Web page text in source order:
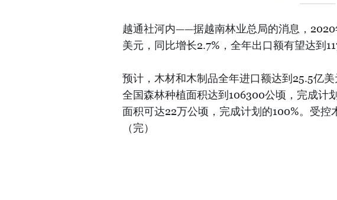
越通社河内——据越南林业总局的消息，
美元，同比增长2.7%，全年出口额有望达到
预计，木材和木制品全年进口额达到25.5亿
全国森林种植面积达到106300公顷，完成计
面积可达22万公顷，完成计划的100%。受控
（完）